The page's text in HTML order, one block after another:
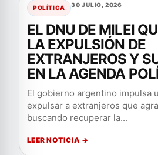
POLÍTICA 30 JULIO, 2026
EL DNU DE MILEI
LA EXPULSIÓN DE
EXTRANJEROS Y
EN LA AGENDA
El gobierno argentino impulsa
expulsar a extranjeros que
buscando recuperar la...
LEER NOTICIA →